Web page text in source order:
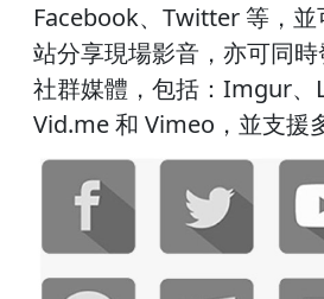
Facebook、Twitter 等，並
站分享現場影音，亦可同
社群媒體，包括：Imgur、
Vid.me 和 Vimeo，並支援